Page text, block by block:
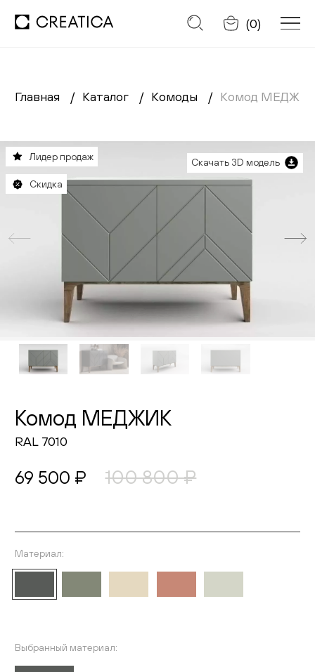
Отменить
(0)
Заказать обратный звонок
Каталог
Диваны
Живопись
Комоды
Пуфы и банкетки
Подушки
Распродажа
Комнаты
Главная Каталог Комоды Комод
Лидер продаж
Скидка
Скачать 3D модель
Комод МЕДЖИК
RAL 7010
69 500 ₽ 100 800 ₽
Выберите материал
Материал:
Выбранный материал: